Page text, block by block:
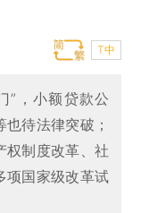
T中
”，小额贷款公
待法律突破；
权制度改革、社
项国家级改革试